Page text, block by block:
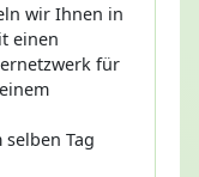
wir Ihnen in
einen
für
Tag